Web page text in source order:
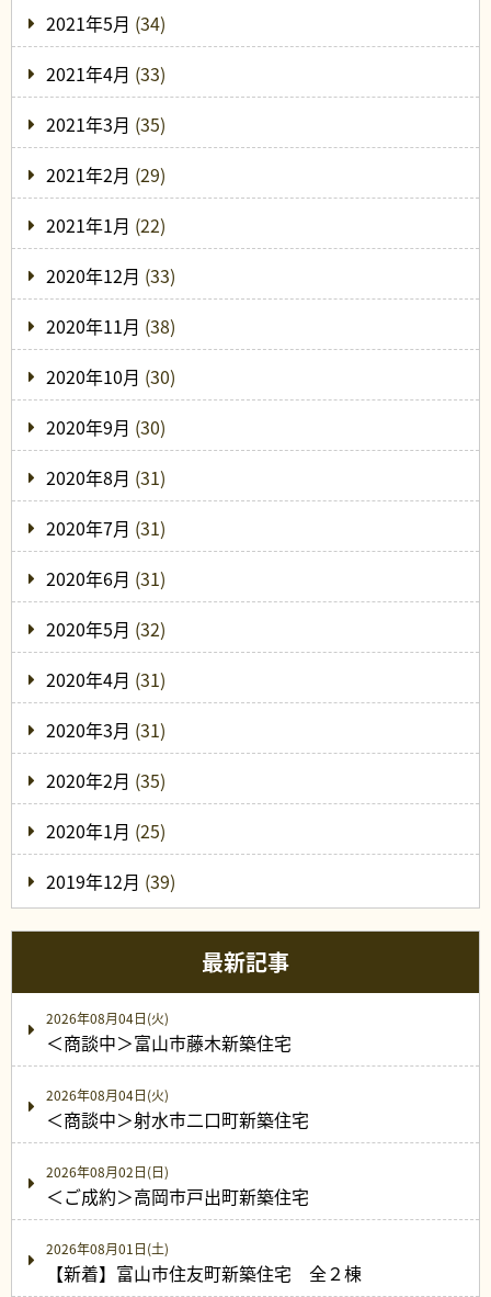
2021年5月 (34)
2021年4月 (33)
2021年3月 (35)
2021年2月 (29)
2021年1月 (22)
2020年12月 (33)
2020年11月 (38)
2020年10月 (30)
2020年9月 (30)
2020年8月 (31)
2020年7月 (31)
2020年6月 (31)
2020年5月 (32)
2020年4月 (31)
2020年3月 (31)
2020年2月 (35)
2020年1月 (25)
2019年12月 (39)
最新記事
2026年08月04日(火)
＜商談中＞富山市藤木新築住宅
2026年08月04日(火)
＜商談中＞射水市二口町新築住宅
2026年08月02日(日)
＜ご成約＞高岡市戸出町新築住宅
2026年08月01日(土)
【新着】富山市住友町新築住宅 全２棟